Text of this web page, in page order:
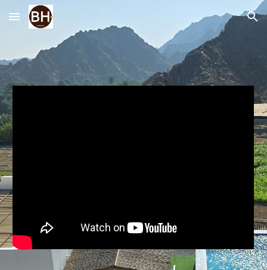
Skip to main content Skip to navigation